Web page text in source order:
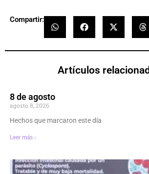
Compartir:
Artículos
8 de agosto
agosto 8, 2026
Hechos que marcaron este día
Leer más ›